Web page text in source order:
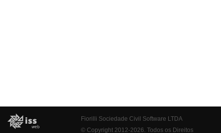
Fiorilli Sociedade Civil Software LTDA
© Copyright 2012-2026. Todos os Direitos